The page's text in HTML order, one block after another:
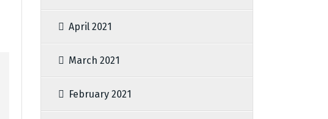
April 2021
March 2021
February 2021